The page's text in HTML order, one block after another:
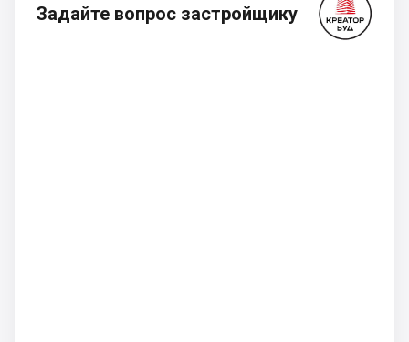
Задайте вопрос застройщику